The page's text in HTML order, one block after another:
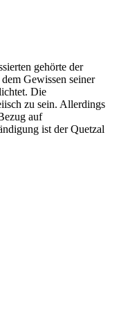
gehörte der
Gewissen seiner
Die
zu sein. Allerdings
auf
ist der Quetzal